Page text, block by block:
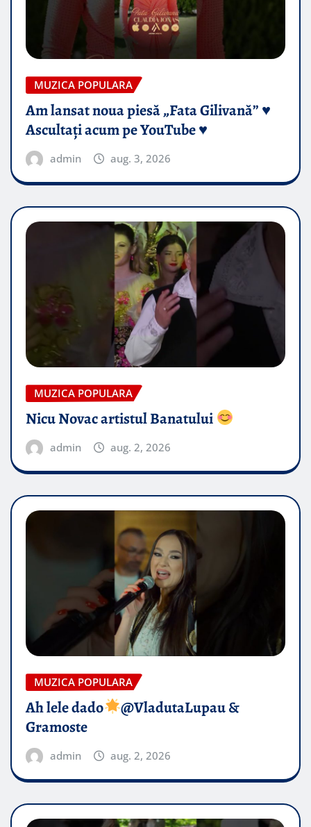
MUZICA POPULARA
Am lansat noua piesă „Fata Gilivană” ♥️
Ascultați acum pe YouTube ♥️
admin aug. 3, 2026
MUZICA POPULARA
Nicu Novac artistul Banatului
admin aug. 2, 2026
MUZICA POPULARA
Ah lele dado​
@VladutaLupau &
Gramoste
admin aug. 2, 2026